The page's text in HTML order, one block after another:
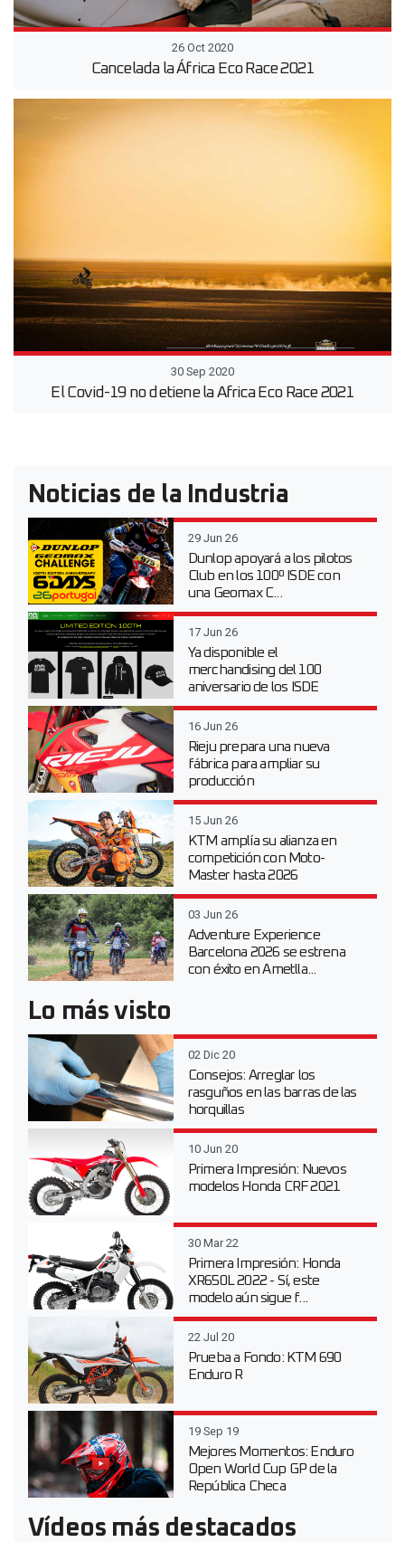
26 Oct 2020
Cancelada la África Eco Race 2021
30 Sep 2020
El Covid-19 no detiene la Africa Eco Race 2021
Noticias de la Industria
29 Jun 26
Dunlop apoyará a los pilotos
Club en los 100º ISDE con
una Geomax C...
17 Jun 26
Ya disponible el
merchandising del 100
aniversario de los ISDE
16 Jun 26
Rieju prepara una nueva
fábrica para ampliar su
producción
15 Jun 26
KTM amplía su alianza en
competición con Moto-
Master hasta 2026
03 Jun 26
Adventure Experience
Barcelona 2026 se estrena
con éxito en Ametlla...
Lo más visto
02 Dic 20
Consejos: Arreglar los
rasguños en las barras de las
horquillas
10 Jun 20
Primera Impresión: Nuevos
modelos Honda CRF 2021
30 Mar 22
Primera Impresión: Honda
XR650L 2022 - Sí, este
modelo aún sigue f...
22 Jul 20
Prueba a Fondo: KTM 690
Enduro R
19 Sep 19
Mejores Momentos: Enduro
Open World Cup GP de la
República Checa
Vídeos más destacados